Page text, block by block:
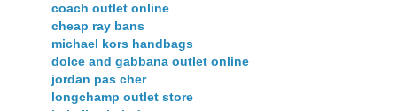
coach outlet online
cheap ray bans
michael kors handbags
dolce and gabbana outlet online
jordan pas cher
longchamp outlet store